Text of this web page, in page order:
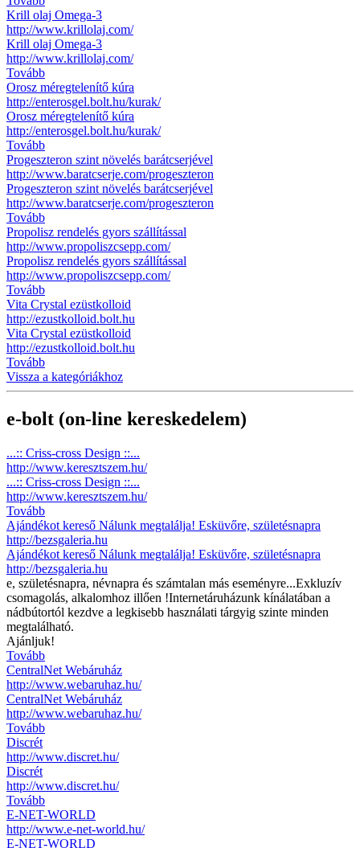
Krill olaj Omega-3
http://www.krillolaj.com/
Krill olaj Omega-3
http://www.krillolaj.com/
Tovább
Orosz méregtelenítő kúra
http://enterosgel.bolt.hu/kurak/
Orosz méregtelenítő kúra
http://enterosgel.bolt.hu/kurak/
Tovább
Progeszteron szint növelés barátcserjével
http://www.baratcserje.com/progeszteron
Progeszteron szint növelés barátcserjével
http://www.baratcserje.com/progeszteron
Tovább
Propolisz rendelés gyors szállítással
http://www.propoliszcsepp.com/
Propolisz rendelés gyors szállítással
http://www.propoliszcsepp.com/
Tovább
Vita Crystal ezüstkolloid
http://ezustkolloid.bolt.hu
Vita Crystal ezüstkolloid
http://ezustkolloid.bolt.hu
Tovább
Vissza a kategóriákhoz
e-bolt (on-line kereskedelem)
...:: Criss-cross Design ::...
http://www.keresztszem.hu/
...:: Criss-cross Design ::...
http://www.keresztszem.hu/
Tovább
Ajándékot kereső Nálunk megtalálja! Esküvőre, születésnapra
http://bezsgaleria.hu
Ajándékot kereső Nálunk megtalálja! Esküvőre, születésnapra
http://bezsgaleria.hu
e, születésnapra, névnapra és számtalan más eseményre...Exkluzív
csomagolás, alkalomhoz illően !Internetáruházunk kínálatában a
nádbútortól kezdve a legkisebb használati tárgyig szinte minden
megtalálható.
Ajánljuk!
Tovább
CentralNet Webáruház
http://www.webaruhaz.hu/
CentralNet Webáruház
http://www.webaruhaz.hu/
Tovább
Discrét
http://www.discret.hu/
Discrét
http://www.discret.hu/
Tovább
E-NET-WORLD
http://www.e-net-world.hu/
E-NET-WORLD